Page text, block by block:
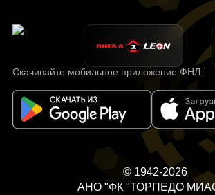
Скачивайте мобильное приложение ФНЛ:
© 1942-2026
АНО "ФК "ТОРПЕДО